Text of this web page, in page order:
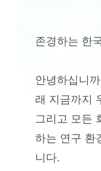
존경하는 한
안녕하십니
래 지금까지
그리고 모든
하는 연구 환
니다.